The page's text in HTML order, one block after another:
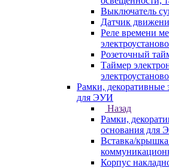
Выключатель
Датчик
Реле времени
Розеточный
Таймер
Рамки, декоративные
для ЭУИ
Назад
Рамки,
основания для
Вставка/
Корпус